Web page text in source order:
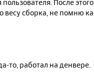
После
сборка, не помню
то, работал на денвере.